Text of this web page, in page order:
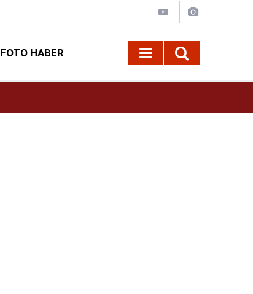
FOTO HABER